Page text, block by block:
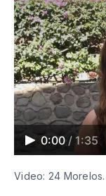
0:00 / 1:35
Video: 24 Morelos.